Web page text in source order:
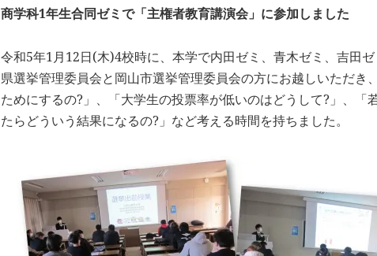
商学科1年生合同ゼミで「主権者教育講演会」に参加しました
令和5年1月12日(木)4校時に、本学で内田ゼミ、青木ゼミ、吉田
県選挙管理委員会と岡山市選挙管理委員会の方にお越しいただき
ためにするの?」、「大学生の投票率が低いのはどうして?」、「
たらどういう結果になるの?」など考える時間を持ちました。